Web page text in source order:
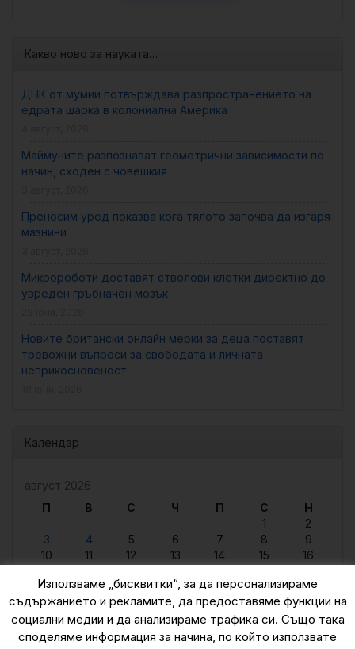
Какво ново за науката…
ДНК от мумии потвърждава разпространението на
едрата шарка в колониална Америка
Маймуните разпознават геометрични зависимости по
начин, сходен с човешкия
Преносим уред показва кога тялото започва да изгаря
мазнини
Микророботи доставят стволови клетки директно до
увреден гръбначен мозък
Новите британски онлайн мерки за деца поставят
тревожни въпроси за свободата и личната
неприкосновеност
Календар
август 2026
П
В С Ч П С
Н
1
2
3
4 5 6 7 8
9
10
11 12 13 14 15
16
24
25 26 27 28 29
30
31
« юни
Използваме „бисквитки“, за да персонализираме
съдържанието и рекламите, да предоставяме функции на
социални медии и да анализираме трафика си. Също така
споделяме информация за начина, по който използвате